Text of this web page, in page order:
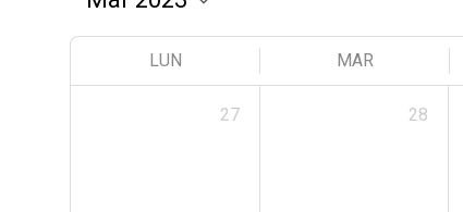
LUN MAR
27 28